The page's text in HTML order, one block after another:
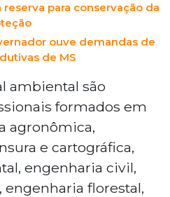
reserva para conservação da
ouve demandas de
de MS
ambiental são
formados em
agronômica,
e cartográfica,
engenharia civil,
florestal,